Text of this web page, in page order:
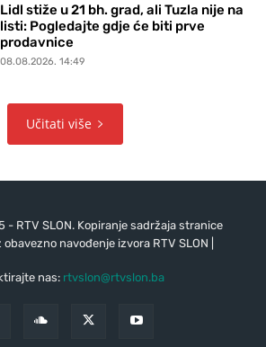
Lidl stiže u 21 bh. grad, ali Tuzla nije na
listi: Pogledajte gdje će biti prve
prodavnice
08.08.2026. 14:49
Učitati više
RTV SLON. Kopiranje sadržaja stranice
navođenje izvora RTV SLON |
nas: rtvslon@rtvslon.ba